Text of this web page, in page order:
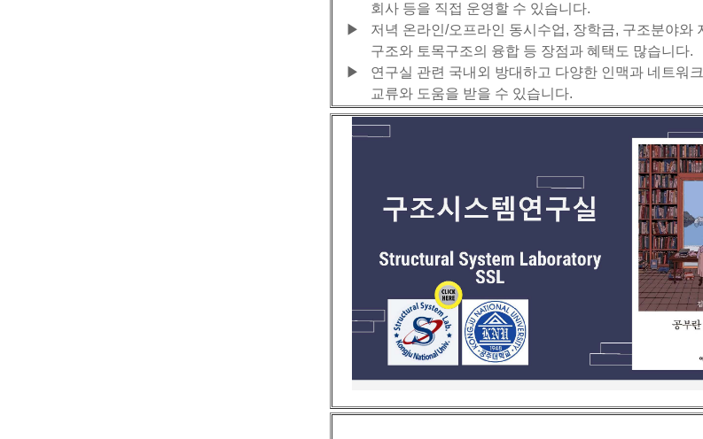
회사 등을 직접 운영할 수 있습니다.
▶
저녁 온라인/오프라인 동시수업, 장학금, 구조분야와
구조와 토목구조의 융합 등 장점과 혜택도 많습니다.
▶
연구실 관련 국내외 방대하고 다양한 인맥과 네트워
교류와 도움을 받을 수 있습니다.